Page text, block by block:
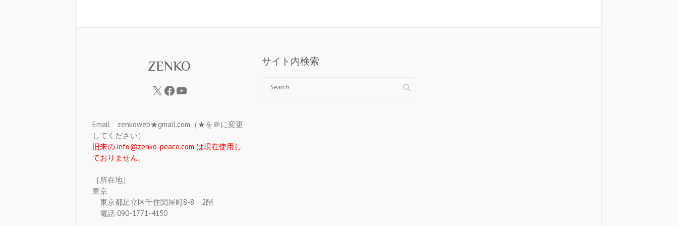
ZENKO
Email zenkoweb★gmail.com（★を＠に変更
してください）
旧来の info@zenko-peace.com は現在使用し
ておりません。
［所在地］
東京
東京都足立区千住関屋町8-8 2階
電話 090-1771-4150
サイト内検索
Search